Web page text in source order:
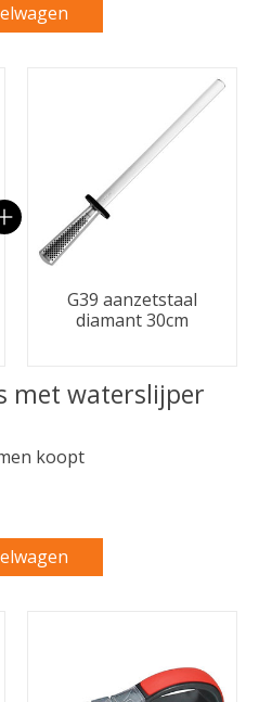
producten
G39 aanzetstaal
diamant 30cm
met waterslijper
koopt
producten